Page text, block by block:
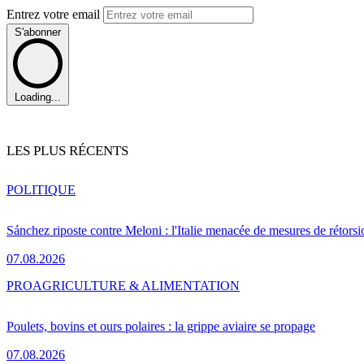
Entrez votre email
S'abonner
Loading...
LES PLUS RÉCENTS
Sánchez riposte contre Meloni : l'Italie menacée de mesures de
07.08.2026
POLITIQUE
Poulets, bovins et ours polaires : la grippe aviaire se propage
07.08.2026
PROAGRICULTURE & ALIMENTATION